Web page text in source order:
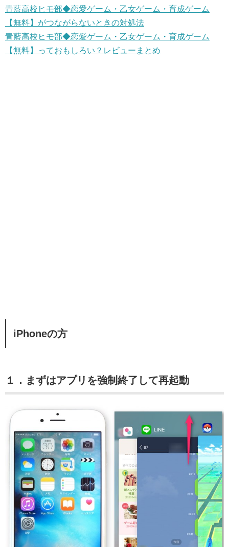
青藍高校ヒモ部◆恋愛ゲーム・乙女ゲーム・育成ゲーム
【無料】がつながらないときの対処法
青藍高校ヒモ部◆恋愛ゲーム・乙女ゲーム・育成ゲーム
【無料】っておもしろい？レビューまとめ
iPhoneの方
１．まずはアプリを強制終了して再起動